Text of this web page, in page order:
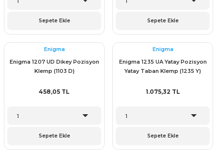
Sepete Ekle Sepete Ekle
Enigma
Enigma 1207 UD Dikey Pozisyon
Klemp (1103 D)
458,05 TL
Sepete Ekle
Enigma
Enigma 1235 UA Yatay Pozisyon
Yatay Taban Klemp (1235 Y)
1.075,32 TL
Sepete Ekle